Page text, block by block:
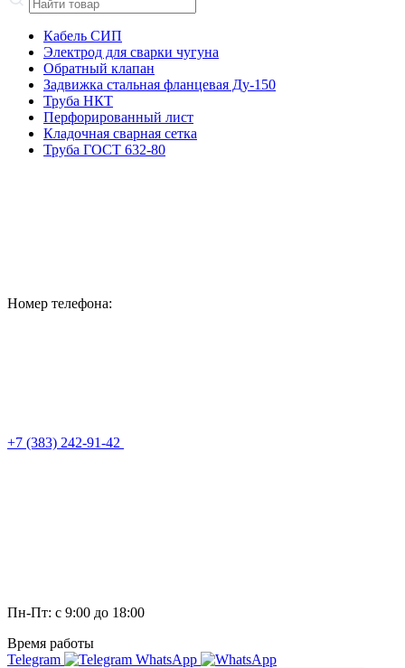
Кабель СИП
Электрод для сварки чугуна
Обратный клапан
Задвижка стальная фланцевая Ду-150
Труба НКТ
Перфорированный лист
Кладочная сварная сетка
Труба ГОСТ 632-80
Номер телефона:
+7 (383) 242-91-42
Пн-Пт: с 9:00 до 18:00
Время работы
Telegram
WhatsApp